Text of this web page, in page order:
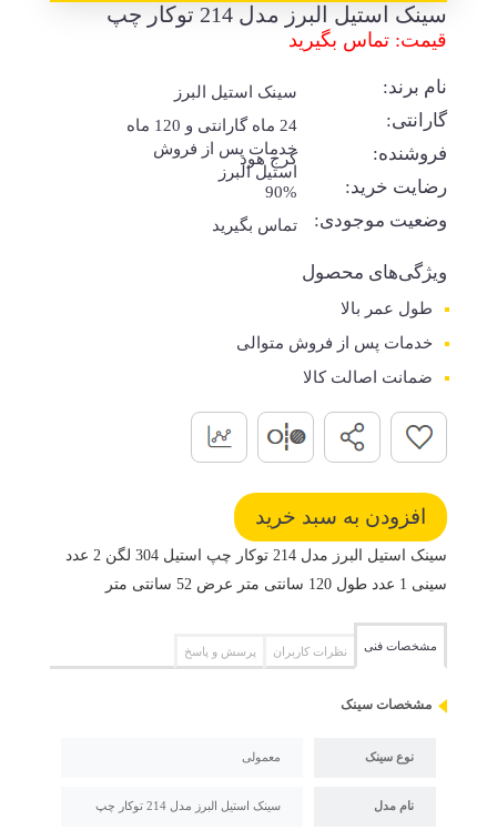
سینک استیل البرز مدل 214 توکار چپ
قیمت: تماس بگیرید
نام برند: سینک استیل البرز
گارانتی:
24 ماه گارانتی و 120 ماه
خدمات پس از فروش
استیل البرز
فروشنده: کرج هود
رضایت خرید: 90%
وضعیت موجودی: تماس بگیرید
ویژگی‌های محصول
طول عمر بالا
خدمات پس از فروش متوالی
ضمانت اصالت کالا
سینک استیل البرز مدل 214 توکار چپ استیل 304 لگن 2 عدد
سینی 1 عدد طول 120 سانتی متر عرض 52 سانتی متر
مشخصات فنی نظرات کاربران پرسش و پاسخ
مشخصات سینک
نوع سینک معمولی
نام مدل سینک استیل البرز مدل 214 توکار چپ